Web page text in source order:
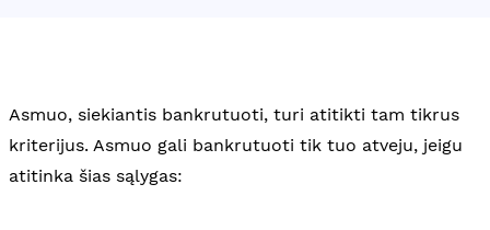
Asmuo, siekiantis bankrutuoti, turi atitikti tam tikrus
kriterijus. Asmuo gali bankrutuoti tik tuo atveju, jeigu
atitinka šias sąlygas: